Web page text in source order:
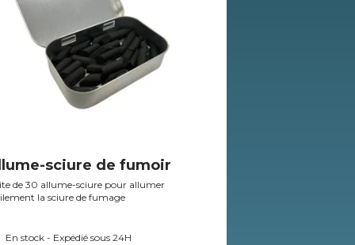
sciure de fumoir
de 30 allume-sciure pour allumer
la sciure de fumage
En stock - Expédié sous 24H